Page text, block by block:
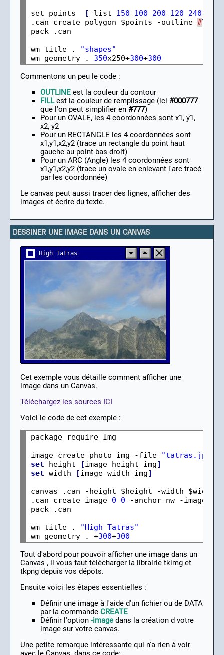
set points
[ list 150 100 200 120 240
.can create polygon $points -outline #777
pack .can
wm title .
"shapes"
wm geometry . 350x250+300+300
Commentons un peu le code :
OUTLINE est la couleur du contour
FILLest la couleur de remplissage (ici #000777
que l'on peut simplifier en #777)
Pour un OVALE, les 4 coordonnées sont x1, y1,
x2, y2
Pour un RECTANGLE les 4 coordonnées sont
x1,y1,x2,y2 (trace un rectangle du point haut
gauche au point bas droit)
Pour un ARC (Angle) les 4 coordonnées sont
x1,y1,x2,y2 (trace un ovale en enlevant l'arc tracé
par les coordonnée)
Le canvas peut aussi tracer des lignes, afficher des
images et écrire du texte.
DESSINER UNE IMAGE DANS UN CANVAS
Cet exemple vous détaille comment afficher une
image dans un Canvas.
Téléchargez les sources ICI
Voici le code de cet exemple :
package require Img
image create photo img -file
"tatras.jpg"
set height [image height img]
set width [image width img]
canvas .can -height $height -width $width
.can create image 0 0 -anchor nw -image img
pack .can
wm title .
"High Tatras"
wm geometry . +300+300
Tout d'abord pour pouvoir afficher une image dans un
Canvas , il vous faut télécharger la librairie tkimg et
tkpng depuis vos dépots.
Ensuite voici les étapes essentielles :
Définir une image à l'aide d'un fichier ou de DATA
par la commande CREATE
Définir l'option -image dans la création d votre
image sur votre canvas.
Une petite remarque intéressante qui n'a rien à voir